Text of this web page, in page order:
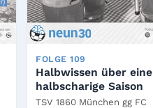
FOLGE 109
Halbwissen über eine
halbscharige Saison
TSV 1860 München gg FC